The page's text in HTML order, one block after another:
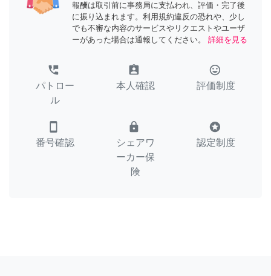
報酬は取引前に事務局に支払われ、評価・完了後
に振り込まれます。利用規約違反の恐れや、少し
でも不審な内容のサービスやリクエストやユーザ
ーがあった場合は通報してください。
詳細を見る
perm_phone_msg
パトロー
ル
assignment_ind
本人確認
tag_faces
評価制度
smartphone
番号確認
lock
シェアワ
ーカー保
険
stars
認定制度